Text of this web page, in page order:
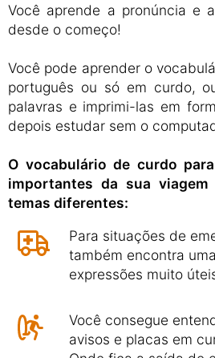
Você aprende a pronúncia e
desde o começo!
Você pode aprender o
português ou só em curdo,
palavras e imprimi-las em
depois estudar sem o
O vocabulário de curdo
importantes da sua
temas diferentes:
Para situações de
também encontra
expressões muito
Você consegue
avisos e placas em